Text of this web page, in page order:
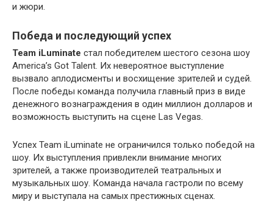
и жюри.
Победа и последующий успех
Team iLuminate стал победителем шестого сезона шоу
America’s Got Talent. Их невероятное выступление
вызвало аплодисменты и восхищение зрителей и судей.
После победы команда получила главный приз в виде
денежного вознаграждения в один миллион долларов и
возможность выступить на сцене Las Vegas.
Успех Team iLuminate не ограничился только победой на
шоу. Их выступления привлекли внимание многих
зрителей, а также производителей театральных и
музыкальных шоу. Команда начала гастроли по всему
миру и выступала на самых престижных сценах.